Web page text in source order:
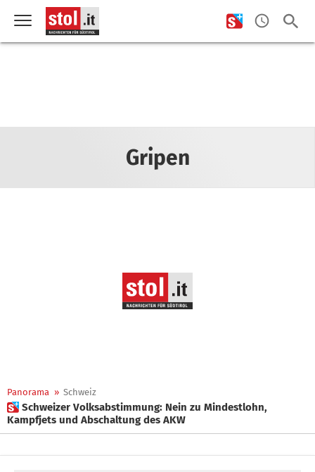
Gripen
Panorama » Schweiz
 Schweizer Volksabstimmung: Nein zu Mindestlohn,
Kampfjets und Abschaltung des AKW